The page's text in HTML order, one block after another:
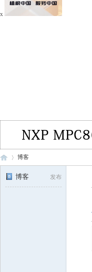
x
博客
发布
博客